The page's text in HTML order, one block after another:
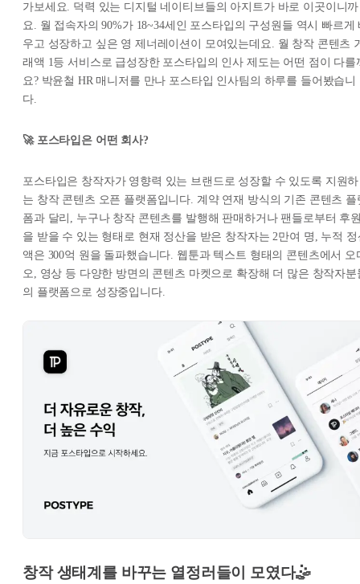
가보세요. 덕력 있는 디지털 네이티브들의 아지트가 바로 이곳이니까
요. 월 접속자의 90%가 18~34세인 포스타입의 구성원들 역시 빠르게
우고 성장하고 싶은 영 제너레이션이 모여있는데요. 월 창작 콘텐츠
래액 1등 서비스로 급성장한 포스타입의 인사 제도는 어떤 점이 다를
요? 박윤철 HR 매니저를 만나 포스타입 인사팀의 하루를 들어봤습니
다.
🚀 포스타입은 어떤 회사?
포스타입은 창작자가 영향력 있는 브랜드로 성장할 수 있도록 지원하
는 창작 콘텐츠 오픈 플랫폼입니다. 계약 연재 방식의 기존 콘텐츠 플
폼과 달리, 누구나 창작 콘텐츠를 발행해 판매하거나 팬들로부터 후
을 받을 수 있는 형태로 현재 정산을 받은 창작자는 2만여 명, 누적 정
액은 300억 원을 돌파했습니다. 웹툰과 텍스트 형태의 콘텐츠에서 오
오, 영상 등 다양한 방면의 콘텐츠 마켓으로 확장해 더 많은 창작자분
의 플랫폼으로 성장중입니다.
창작 생태계를 바꾸는 열정러들이 모였다🤹